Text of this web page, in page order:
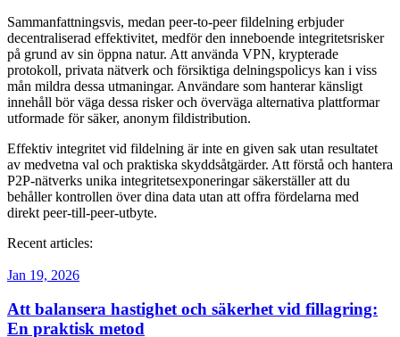
Sammanfattningsvis, medan peer-to-peer fildelning erbjuder
decentraliserad effektivitet, medför den inneboende integritetsrisker
på grund av sin öppna natur. Att använda VPN, krypterade
protokoll, privata nätverk och försiktiga delningspolicys kan i viss
mån mildra dessa utmaningar. Användare som hanterar känsligt
innehåll bör väga dessa risker och överväga alternativa plattformar
utformade för säker, anonym fildistribution.
Effektiv integritet vid fildelning är inte en given sak utan resultatet
av medvetna val och praktiska skyddsåtgärder. Att förstå och hantera
P2P-nätverks unika integritetsexponeringar säkerställer att du
behåller kontrollen över dina data utan att offra fördelarna med
direkt peer-till-peer-utbyte.
Recent articles:
Jan 19, 2026
Att balansera hastighet och säkerhet vid fillagring:
En praktisk metod